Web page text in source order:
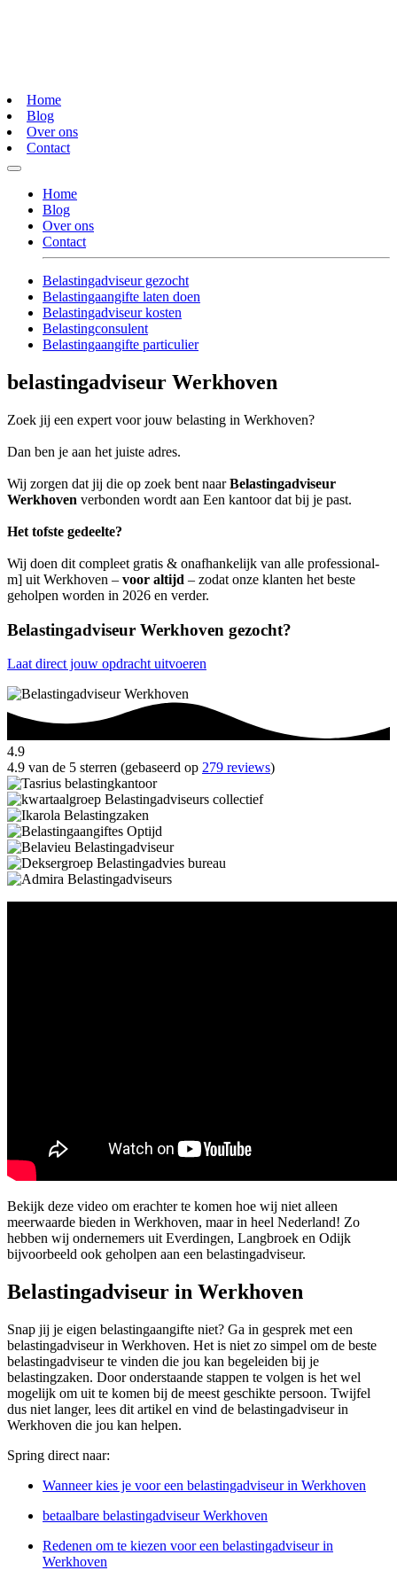
Home
Blog
Over ons
Contact
Home
Blog
Over ons
Contact
Belastingadviseur gezocht
Belastingaangifte laten doen
Belastingadviseur kosten
Belastingconsulent
Belastingaangifte particulier
belastingadviseur Werkhoven
Zoek jij een expert voor jouw belasting in Werkhoven?
Dan ben je aan het juiste adres.
Wij zorgen dat jij die op zoek bent naarBelastingadviseur
Werkhoven verbonden wordt aan Een kantoor dat bij je past.
Het tofste gedeelte?
Wij doen dit compleet gratis & onafhankelijk van alle professional-
m] uit Werkhoven – voor altijd – zodat onze klanten het beste
geholpen worden in 2026 en verder.
Belastingadviseur Werkhoven gezocht?
Laat direct jouw opdracht uitvoeren
4.9
4.9 van de 5 sterren (gebaseerd op 279 reviews)
Bekijk deze video om erachter te komen hoe wij niet alleen
meerwaarde bieden in Werkhoven, maar in heel Nederland! Zo
hebben wij ondernemers uit Everdingen, Langbroek en Odijk
bijvoorbeeld ook geholpen aan een belastingadviseur.
Belastingadviseur in Werkhoven
Snap jij je eigen belastingaangifte niet? Ga in gesprek met een
belastingadviseur in Werkhoven. Het is niet zo simpel om de beste
belastingadviseur te vinden die jou kan begeleiden bij je
belastingzaken. Door onderstaande stappen te volgen is het wel
mogelijk om uit te komen bij de meest geschikte persoon. Twijfel
dus niet langer, lees dit artikel en vind de belastingadviseur in
Werkhoven die jou kan helpen.
Spring direct naar:
Wanneer kies je voor een belastingadviseur in Werkhoven
betaalbare belastingadviseur Werkhoven
Redenen om te kiezen voor een belastingadviseur in
Werkhoven